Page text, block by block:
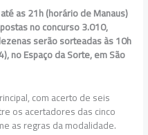
as 21h (horário de Manaus)
no concurso 3.010,
serão sorteadas às 10h
no Espaço da Sorte, em São
com acerto de seis
os acertadores das cinco
as regras da modalidade.